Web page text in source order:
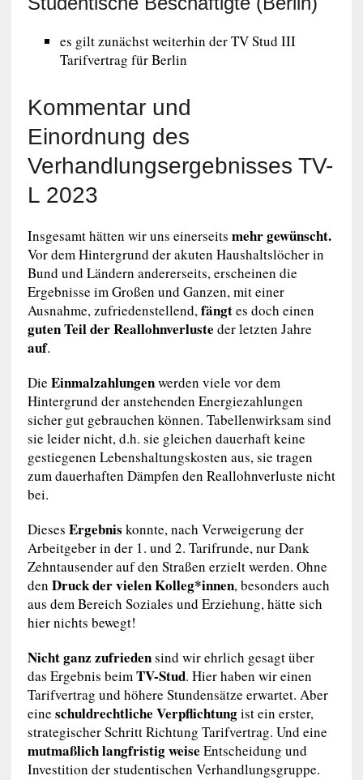
es gilt zunächst weiterhin der TV Stud III
Tarifvertrag für Berlin
Kommentar und
Einordnung des
Verhandlungsergebnisses TV-
L 2023
Insgesamt hätten wir uns einerseits mehr gewünscht.
Vor dem Hintergrund der akuten Haushaltslöcher in
Bund und Ländern andererseits, erscheinen die
Ergebnisse im Großen und Ganzen, mit einer
Ausnahme, zufriedenstellend,fängtes doch einen
guten Teil der Reallohnverluste der letzten Jahre
auf.
Die Einmalzahlungenwerden viele vor dem
Hintergrund der anstehenden Energiezahlungen
sicher gut gebrauchen können. Tabellenwirksam sind
sie leider nicht, d.h. sie gleichen dauerhaft keine
gestiegenen Lebenshaltungskosten aus, sie tragen
zum dauerhaften Dämpfen den Reallohnverluste nicht
bei.
Dieses Ergebnis konnte, nach Verweigerung der
Arbeitgeber in der 1. und 2. Tarifrunde, nur Dank
Zehntausender auf den Straßen erzielt werden. Ohne
den Druck der vielen Kolleg*innen, besonders auch
aus dem Bereich Soziales und Erziehung, hätte sich
hier nichts bewegt!
Nicht ganz zufriedensind wir ehrlich gesagt über
das Ergebnis beimTV-Stud. Hier haben wir einen
Tarifvertrag und höhere Stundensätze erwartet. Aber
eine schuldrechtliche Verpflichtungist ein erster,
strategischer Schritt Richtung Tarifvertrag. Und eine
mutmaßlich langfristig weise Entscheidung und
Investition der studentischen Verhandlungsgruppe.